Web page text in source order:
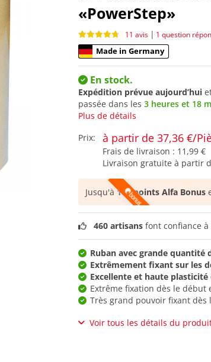
«PowerStep»
11 avis | 1 question
Made in Germany
En stock.
Expédition prévue aujourd’hui
passée dans les 3 heures et 18
Plus de détails
Prix:
à partir de 37,36 €/
Frais de livraison : 11,99 €
Livraison gratuite à partir
Jusqu'à186 points Alfa Bonus
460 artisans font confiance
Ruban avec grande quantité
Extrêmement fixant sur les
Excellente et haute plasticité
Extrême fixation dès le début
Très grand pouvoir fixant
Voir tous les détails du